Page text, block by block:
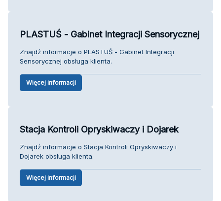
PLASTUŚ - Gabinet Integracji Sensorycznej
Znajdź informacje o PLASTUŚ - Gabinet Integracji
Sensorycznej obsługa klienta.
Więcej informacji
Stacja Kontroli Opryskiwaczy i Dojarek
Znajdź informacje o Stacja Kontroli Opryskiwaczy i
Dojarek obsługa klienta.
Więcej informacji